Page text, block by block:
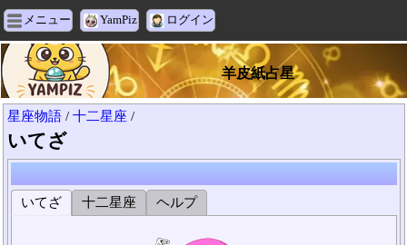
メニュー YamPiz ログイン
羊皮紙占星
星座物語 / 十二星座 /
いてざ
いてざ 十二星座 ヘルプ